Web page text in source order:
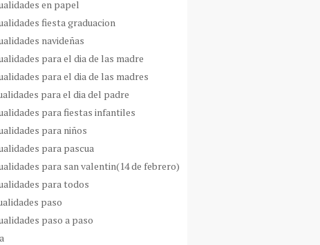
en papel
fiesta graduacion
navideñas
para el dia de las madre
para el dia de las madres
para el dia del padre
para fiestas infantiles
para niños
para pascua
para san valentin(14 de febrero)
para todos
paso
paso a paso